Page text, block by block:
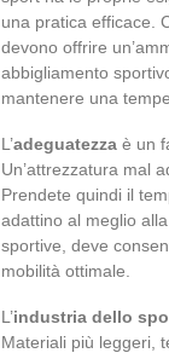
una pratica efficace.
devono offrire
abbigliamento
mantenere una
L’adeguatezza è un
Un’attrezzatura mal
Prendete quindi il
adattino al meglio
sportive, deve
mobilità ottimale.
L’industria dello
Materiali più leggeri,